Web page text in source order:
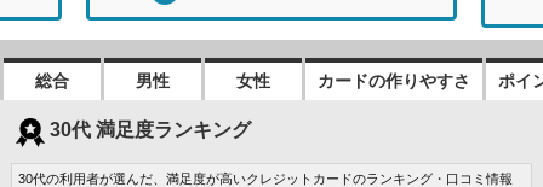
総合 男性 女性 カードの作りやすさ ポイ
30代 満足度ランキング
30代の利用者が選んだ、満足度が高いクレジットカードのランキング・口コミ情報